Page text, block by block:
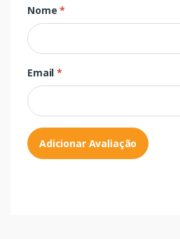
Nome*
Email*
Adicionar Avaliação